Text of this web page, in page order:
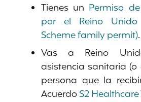
Tienes un Permiso
por el Reino Unido
Scheme family permit).
Vas a Reino
asistencia sanitaria
persona que la
AcuerdoS2